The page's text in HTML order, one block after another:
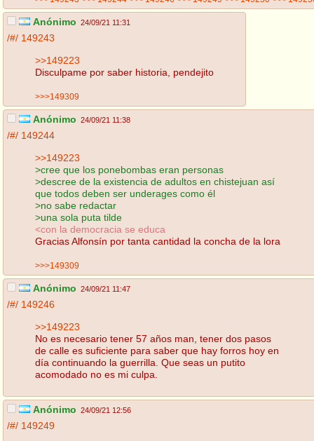
Anónimo 24/09/21 11:31
/#/ 149243
>>149223
Disculpame por saber historia, pendejito
>>>149309
Anónimo 24/09/21 11:38
/#/ 149244
>>149223
>cree que los ponebombas eran personas
>descree de la existencia de adultos en chistejuan así
que todos deben ser underages como él
>no sabe redactar
>una sola puta tilde
<con la democracia se educa
Gracias Alfonsín por tanta cantidad la concha de la lora
>>>149309
Anónimo 24/09/21 11:47
/#/ 149246
>>149223
No es necesario tener 57 años man, tener dos pasos
de calle es suficiente para saber que hay forros hoy en
día continuando la guerrilla. Que seas un putito
acomodado no es mi culpa.
Anónimo 24/09/21 12:56
/#/ 149249